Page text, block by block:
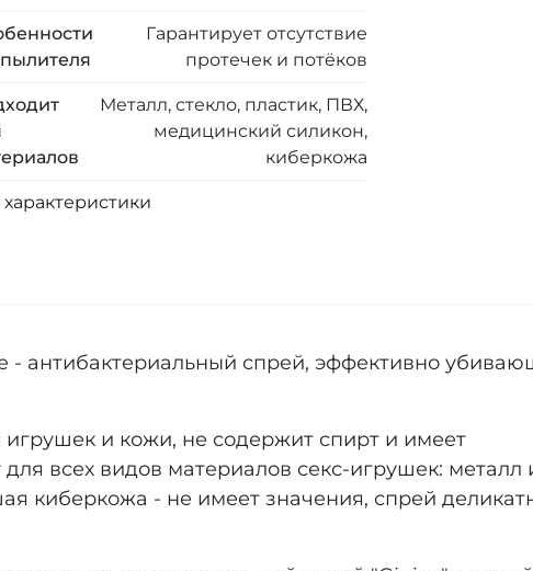
Гарантирует отсутствие
протечек и потёков
Металл, стекло, пластик, ПВХ,
медицинский силикон,
киберкожа
характеристики
антибактериальный спрей, эффективно
и кожи, не содержит спирт и имеет
всех видов материалов секс-игрушек: металл
киберкожа - не имеет значения, спрей